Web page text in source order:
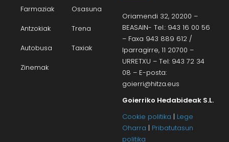
Farmaziak
Osasuna
Antzokiak
Trena
Autobusa
Taxiak
Zinemak
Oriamendi 32, 20200 –
BEASAIN- Tel.: 943 16 00 56
– Faxa 943 889 612 /
Iparragirre, 11 20700 –
URRETXU – Tel: 943 72 34
08 – E-posta:
goierri@hitza.eus
Goierriko Hedabideak S.L.
Cookie politika | Lege
Oharra | Pribatutasun
politika